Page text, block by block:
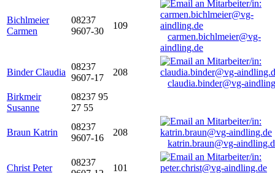
Bichlmeier
Carmen
08237
9607-30
109
carmen.bichlmeier@vg-
aindling.de
Binder Claudia
08237
9607-17
208
claudia.binder@vg-
Birkmeir
Susanne
08237 95
27 55
Braun Katrin
08237
9607-16
208
katrin.braun@vg-
Christ Peter
08237
101